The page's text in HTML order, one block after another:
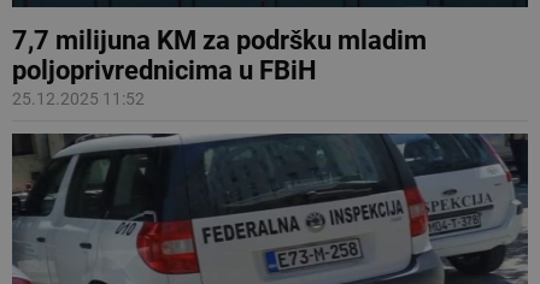
7,7 milijuna KM za podršku mladim
poljoprivrednicima u FBiH
25.12.2025 11:52